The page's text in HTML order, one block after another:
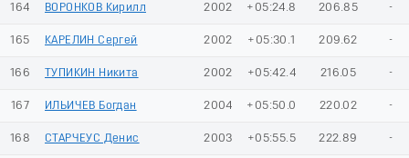
164 ВОРОНКОВ Кирилл 2002 +05:24.8 206.85 -
165 КАРЕЛИН Сергей 2002 +05:30.1 209.62 -
166 ТУПИКИН Никита 2002 +05:42.4 216.05 -
167 ИЛЬИЧЕВ Богдан 2004 +05:50.0 220.02 -
168 СТАРЧЕУС Денис 2003 +05:55.5 222.89 -